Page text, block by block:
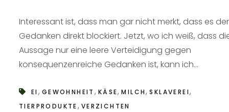
Interessant ist, dass man gar nicht merkt, dass es
Gedanken direkt blockiert. Jetzt, wo ich weiß, dass
Aussage nur eine leere Verteidigung gegen
konsequenzenreiche Gedanken ist, kann ich...
EI, GEWOHNHEIT , KÄSE,MILCH,SKLAVEREI,
TIERPRODUKTE, VERZICHTEN